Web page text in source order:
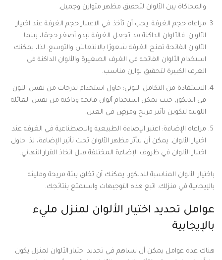
والمحاكاة بين الألوان لتحقيق مظهر متوازن وجميل.
مراعاة حجم الغرفة: يجب أن تأخذ في الاعتبار حجم الغرفة عند اختيار
الألوان. فالألوان الداكنة قد تجعل الغرفة تبدو أصغر حجمًا، بينما
الألوان الفاتحة تمنح الغرفة شعورًا بالانتعاش والتوسع. لذا، يمكنك
استخدام الألوان الفاتحة في الغرف الصغيرة والألوان الداكنة في
الغرف الكبيرة لتحقيق توازن مناسب.
الاستفادة من التكامل اللوني: حاول استخدام تدرجات من نفس اللون
في الديكور، حيث يمكن استخدام ألوان فاتحة وداكنة من نفس العائلة
اللونية لتكوين تأثير مريح ومرضٍ في العين.
مراعاة الإضاءة: اعتبر الإضاءة الطبيعية والاصطناعية في الغرفة عند
اختيار الألوان. يمكن أن يتأثر مظهر الألوان تحت تأثير الإضاءة، لذا حاول
اختبار الألوان في ظروف الإضاءة المختلفة قبل اتخاذ القرار النهائي.
باختيار الألوان المناسبة للديكور، يمكنك أن تخلق بيئة مريحة ومليئة
بالإيجابية في منزلك. اتبع هذه التوجيهات واستمتع بنتائجك.
عوامل تحديد اختيار الألوان لمنزل مليء
بالإيجابية
هناك عدة عوامل يمكن أن تساهم في تحديد اختيار الألوان لمنزل يكون